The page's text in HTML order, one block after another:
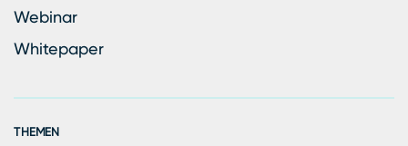
Webinar
Whitepaper
THEMEN